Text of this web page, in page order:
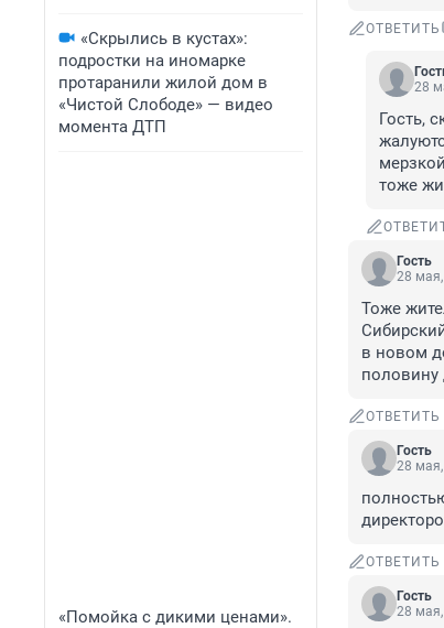
«Скрылись в кустах»:
подростки на иномарке
протаранили жилой дом в
«Чистой Слободе» — видео
момента ДТП
«Помойка с дикими ценами».
ОТВЕТИТЬ
28
Гость,
тоже
Гость
28
Тоже
в новом
половину
ОТВЕТИТЬ
Гость
28
ОТВЕТИТЬ
Гость
28